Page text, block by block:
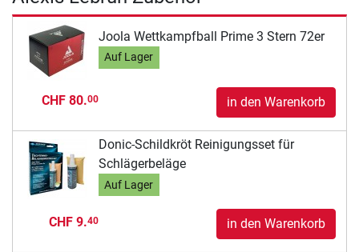
Joola Wettkampfball Prime 3 Stern 72er
Auf Lager
CHF 80.00 in den Warenkorb
Donic-Schildkröt Reinigungsset für
Schlägerbeläge
Auf Lager
CHF 9.40 in den Warenkorb